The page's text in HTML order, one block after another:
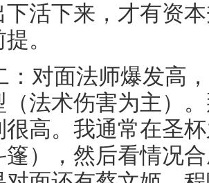
下活下来，才有资
。
：对面法师爆发高
（法术伤害为主）
很高。我通常在圣
篷），然后看情况